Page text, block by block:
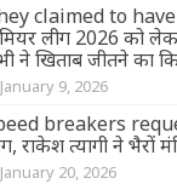
claimed to
लीग 2026 को
ने खिताब जीतने का
January 9, 2026
​​breakers
राकेश त्यागी ने भैरों
January 20, 2026